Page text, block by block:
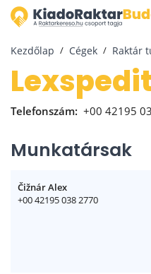
Kezdőlap Cégek Raktár
Telefonszám: +00 42195
Munkatársak
Čižnár Alex
+00 42195 038 2770